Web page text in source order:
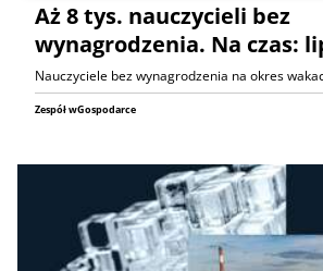
Aż 8 tys. nauczycieli bez
wynagrodzenia. Na czas:
Nauczyciele bez wynagrodzenia na okres
Zespół wGospodarce